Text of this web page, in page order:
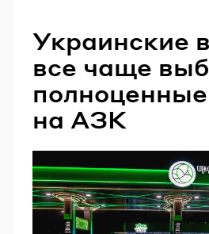
Украинские
все чаще
на АЗК